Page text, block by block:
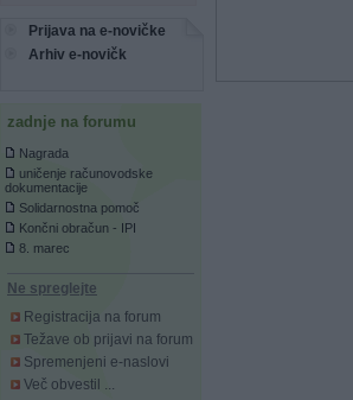
Prijava na e-novičke
Arhiv e-novičk
zadnje na forumu
Nagrada
uničenje računovodske
dokumentacije
Solidarnostna pomoč
Končni obračun - IPI
8. marec
Ne spreglejte
Registracija na forum
Težave ob prijavi na forum
Spremenjeni e-naslovi
Več obvestil ...